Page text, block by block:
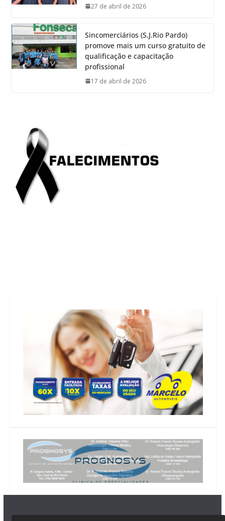
27 de abril de 2026
Sincomerciários (S.J.Rio Pardo)
promove mais um curso gratuito de
qualificação e capacitação
profissional
17 de abril de 2026